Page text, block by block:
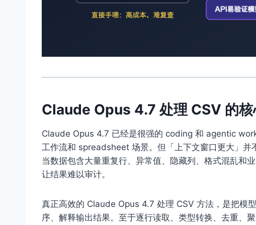
Claude Opus 4.7 处理 CSV 的核
Claude Opus 4.7 已经是很强的 coding 和 agentic
工作流和 spreadsheet 场景。但「上下文窗口更大」并
当数据包含大量重复行、异常值、隐藏列、格式混乱和
让结果难以审计。
真正高效的 Claude Opus 4.7 处理 CSV 方法，是把模
序、解释输出结果。至于逐行读取、类型转换、去重、